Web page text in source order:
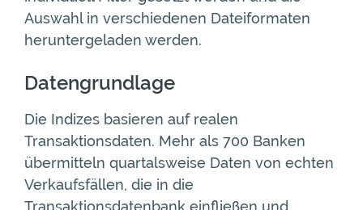
Auswahl in verschiedenen Dateiformaten
heruntergeladen werden.
Datengrundlage
Die Indizes basieren auf realen
Transaktionsdaten. Mehr als 700 Banken
übermitteln quartalsweise Daten von echten
Verkaufsfällen, die in die
Transaktionsdatenbank einfließen und